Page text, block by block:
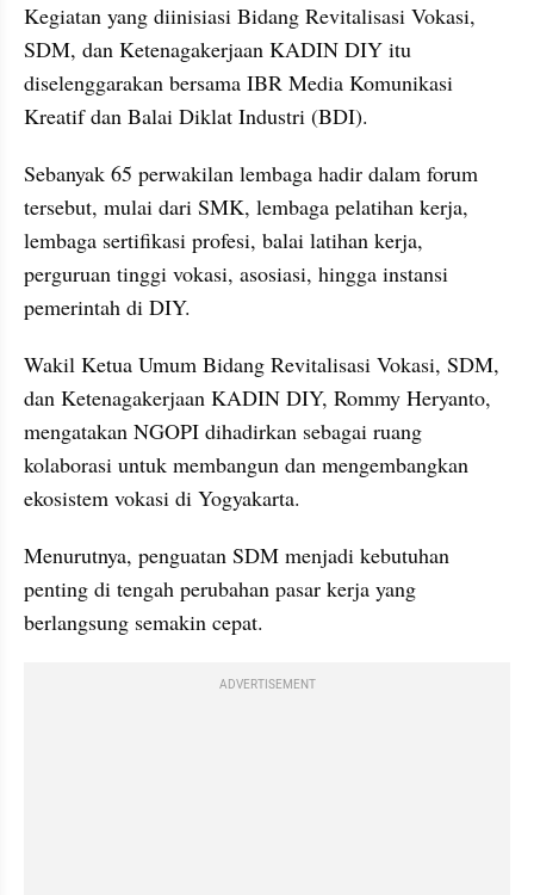
Kegiatan yang diinisiasi Bidang Revitalisasi Vokasi,
SDM, dan Ketenagakerjaan KADIN DIY itu
diselenggarakan bersama IBR Media Komunikasi
Kreatif dan Balai Diklat Industri (BDI).
Sebanyak 65 perwakilan lembaga hadir dalam forum
tersebut, mulai dari SMK, lembaga pelatihan kerja,
lembaga sertifikasi profesi, balai latihan kerja,
perguruan tinggi vokasi, asosiasi, hingga instansi
pemerintah di DIY.
Wakil Ketua Umum Bidang Revitalisasi Vokasi, SDM,
dan Ketenagakerjaan KADIN DIY, Rommy Heryanto,
mengatakan NGOPI dihadirkan sebagai ruang
kolaborasi untuk membangun dan mengembangkan
ekosistem vokasi di Yogyakarta.
Menurutnya, penguatan SDM menjadi kebutuhan
penting di tengah perubahan pasar kerja yang
berlangsung semakin cepat.
ADVERTISEMENT